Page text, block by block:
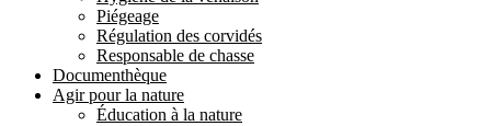
Piégeage
Régulation des corvidés
Responsable de chasse
Documenthèque
Agir pour la nature
Éducation à la nature